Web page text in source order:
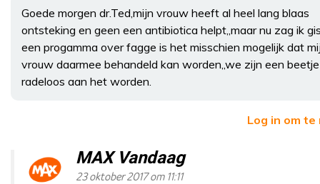
Goede morgen dr.Ted,mijn vrouw heeft al heel lang blaas
ontsteking en geen een antibiotica helpt,,maar nu zag ik
een progamma over fagge is het misschien mogelijk dat
vrouw daarmee behandeld kan worden,,we zijn een beetje
radeloos aan het worden.
Log in om
MAX Vandaag
23 oktober 2017 om 11:11